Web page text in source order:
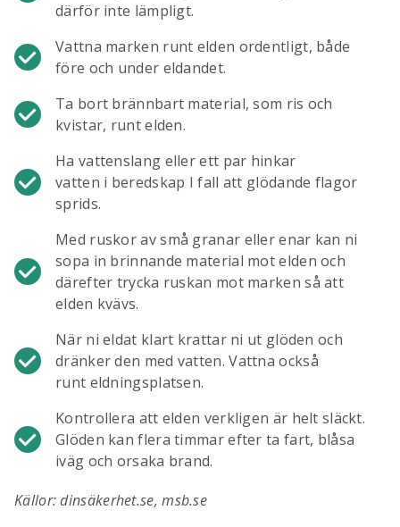
därför inte lämpligt.
Vattna marken runt elden ordentligt, både
före och under eldandet.
Ta bort brännbart material, som ris och
kvistar, runt elden.
Ha vattenslang eller ett par hinkar
vatten i beredskap I fall att glödande flagor
sprids.
Med ruskor av små granar eller enar kan ni
sopa in brinnande material mot elden och
därefter trycka ruskan mot marken så att
elden kvävs.
När ni eldat klart krattar ni ut glöden och
dränker den med vatten. Vattna också
runt eldningsplatsen.
Kontrollera att elden verkligen är helt släckt.
Glöden kan flera timmar efter ta fart, blåsa
iväg och orsaka brand.
Källor: dinsäkerhet.se, msb.se